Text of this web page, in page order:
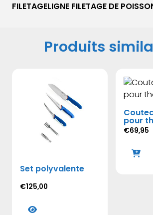
FILETAGELIGNE FILETAGE DE
Produits
Set polyvalente
€125,00
pour
€69,95